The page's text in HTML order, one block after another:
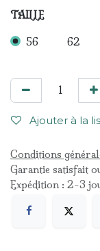
TAILLE
56 62
Ajouter à la
Conditions
Garantie satisfait
Expédition : 2-3